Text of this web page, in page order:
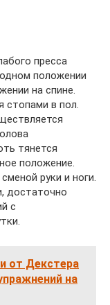
пресса
положении
на спине.
стопами в пол.
тянется
положение.
руки и ноги.
достаточно
с
от Декстера
на